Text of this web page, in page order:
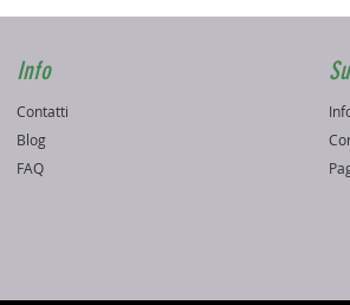
Info
Contatti
Blog
FAQ